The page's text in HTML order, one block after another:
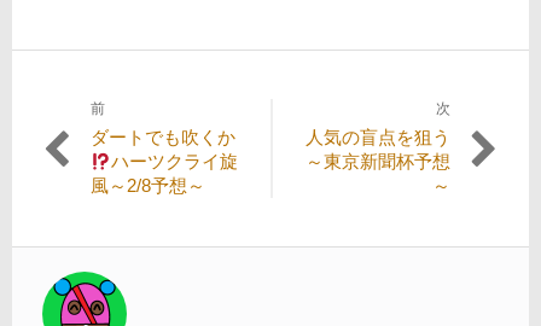
稿
ゲ
ー
前
過
去
の
ダートでも吹くか
ハーツクライ旋
風～2/8予想～
次
人気の盲点を狙う
～東京新聞杯予想
～